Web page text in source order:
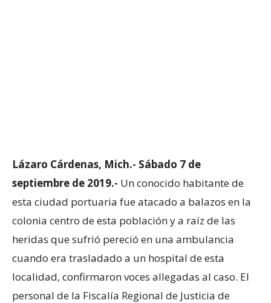
Lázaro Cárdenas, Mich.- Sábado 7 de
septiembre de 2019.- Un conocido habitante de
esta ciudad portuaria fue atacado a balazos en la
colonia centro de esta población y a raíz de las
heridas que sufrió pereció en una ambulancia
cuando era trasladado a un hospital de esta
localidad, confirmaron voces allegadas al caso. El
personal de la Fiscalía Regional de Justicia de